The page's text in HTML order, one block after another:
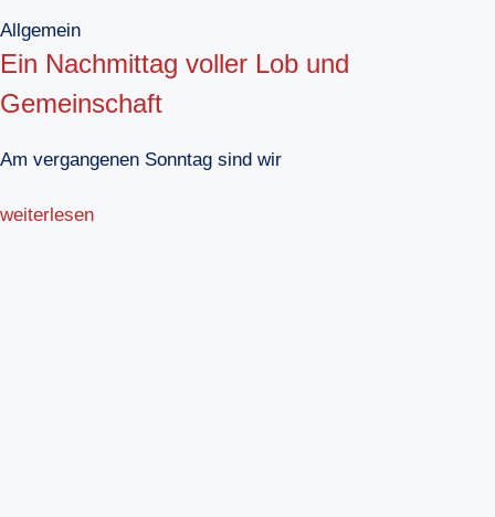
Allgemein
Ein Nachmittag voller Lob und
Gemeinschaft
Am vergangenen Sonntag sind wir
weiterlesen